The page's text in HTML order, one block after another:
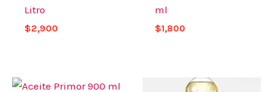
Litro
$2,900
ml
$1,800